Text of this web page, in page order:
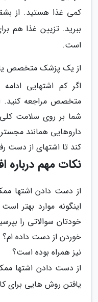
کمی غذا هستید. از
ببرید. تزیین غذا هم
است.
از یک پزشک متخصص
اگر کم اشتهایی
متخصص مراجعه کنید.
شما بر روی سلامت
داروهایی همانند
کند تا اشتهای از دست
نکات مهم درباره
از دست دادن اشتها
اینگونه موارد بهتر
خودتان سوالاتی را
خوردن از دست داده ام؟
نیز همراه بوده است؟
از دست دادن اشتها
یافتن روش هایی برای